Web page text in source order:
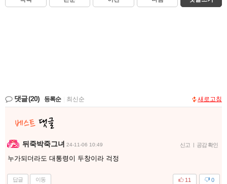
댓글(20) 등록순 최신순 새로고침
뒤죽박죽그녀 24-11-06 10:49 신고 공감 확인
누가되더라도 대통령이 두창이라 걱정
답글 이동 0
11